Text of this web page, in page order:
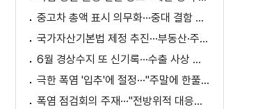
중고차 총액 표시 의무화···중대 결함 시 '계약 해제'
국가자산기본법 제정 추진···부동산·주식 등 통합 관리
6월 경상수지 또 신기록···수출 사상 첫 1천억 달러
극한 폭염 '입추'에 절정···"주말에 한풀 꺾인다"
폭염 점검회의 주재···"전방위적 대응체계 가동"